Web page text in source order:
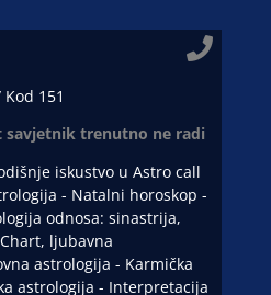
Kod 151
savjetnik trenutno ne radi
iskustvo u Astro call
- Natalni horoskop -
odnosa: sinastrija,
ljubavna
astrologija - Karmička
astrologija - Interpretacija